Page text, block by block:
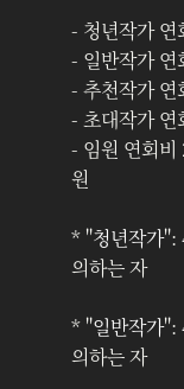
- 청년작가
- 일반작가
- 추천작가
- 초대작가
- 임원 연회
원
* "청년작가":
의하는 자
* "일반작가":
의하는 자